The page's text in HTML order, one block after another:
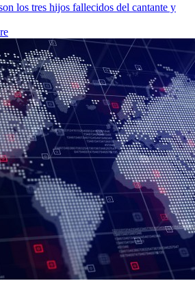
los tres hijos fallecidos del cantante y